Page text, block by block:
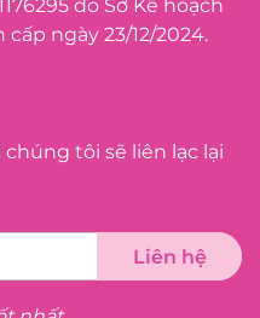
do Sở Kế hoạch
ngày 23/12/2024.
tôi sẽ liên lạc lại